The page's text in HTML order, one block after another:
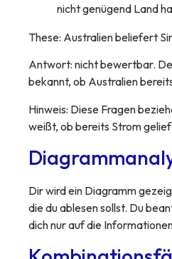
nicht genügend Land
These: Australien beliefert
Antwort: nicht bewertbar.
bekannt, ob Australien
Hinweis: Diese Fragen
weißt, ob bereits Strom
Dir wird ein Diagramm
die du ablesen sollst. Du
dich nur auf die